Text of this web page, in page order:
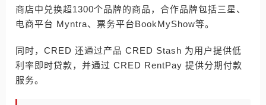
商店中兑换超1300个品牌的商品，合作品牌包括三星、
电商平台 Myntra、票务平台BookMyShow等。
同时，CRED 还通过产品 CRED Stash 为用户提供低
利率即时贷款，并通过 CRED RentPay 提供分期付款
服务。